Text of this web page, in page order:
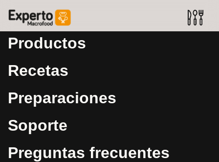
Productos
Recetas
Preparaciones
Soporte
Preguntas frecuentes